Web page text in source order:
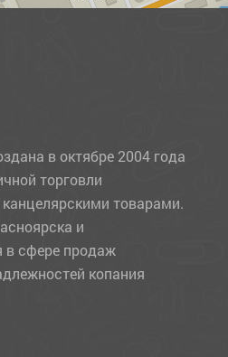
в октябре 2004 года
торговли
товарами.
и
в сфере продаж
копания